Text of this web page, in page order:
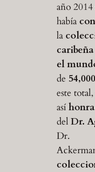
año 2014
había
la
caribeña
el
de
este
así
delDr.
Dr.